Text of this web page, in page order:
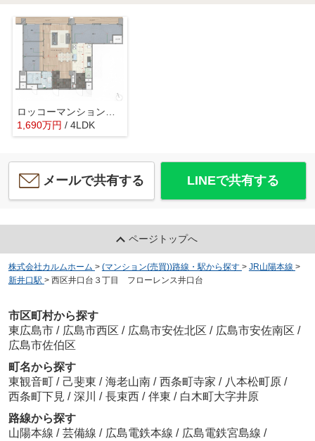
ロッコーマンション東観音
1,690万円 / 4LDK
メールで共有する LINEで共有する
ページトップへ
株式会社カルムホーム > (マンション(売買))路線・駅から探す > JR山陽本線 >
新井口駅 > 西区井口台３丁目 フローレンス井口台
市区町村から探す
東広島市 / 広島市西区 / 広島市安佐北区 / 広島市安佐南区 /
広島市佐伯区
町名から探す
東観音町 / 己斐東 / 海老山南 / 西条町寺家 / 八本松町原 /
西条町下見 / 深川 / 長束西 / 伴東 / 白木町大字井原
路線から探す
山陽本線 / 芸備線 / 広島電鉄本線 / 広島電鉄宮島線 /